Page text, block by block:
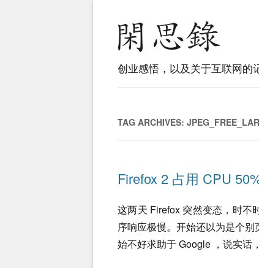
创业感悟，以及关于互联网的
TAG ARCHIVES:
Firefox 2 占用 CPU
这两天 Firefox 突然变态，时不
序响应极慢。开始还以为是个
始不好求助于 Google ，说实话